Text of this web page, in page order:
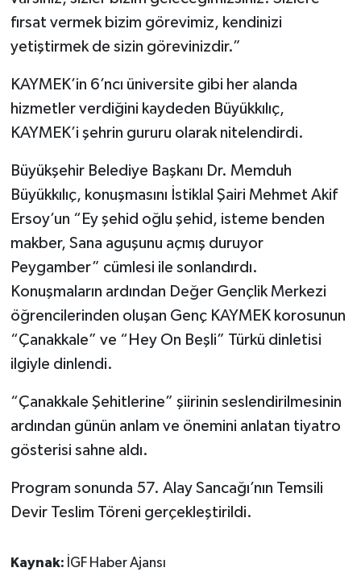
fırsat vermek bizim görevimiz, kendinizi
yetiştirmek de sizin görevinizdir.”
KAYMEK’in 6’ncı üniversite gibi her alanda
hizmetler verdiğini kaydeden Büyükkılıç,
KAYMEK’i şehrin gururu olarak nitelendirdi.
Büyükşehir Belediye Başkanı Dr. Memduh
Büyükkılıç, konuşmasını İstiklal Şairi Mehmet Akif
Ersoy’un “Ey şehid oğlu şehid, isteme benden
makber, Sana aguşunu açmış duruyor
Peygamber” cümlesi ile sonlandırdı.
Konuşmaların ardından Değer Gençlik Merkezi
öğrencilerinden oluşan Genç KAYMEK korosunun
“Çanakkale” ve “Hey On Beşli” Türkü dinletisi
ilgiyle dinlendi.
“Çanakkale Şehitlerine” şiirinin seslendirilmesinin
ardından günün anlam ve önemini anlatan tiyatro
gösterisi sahne aldı.
Program sonunda 57. Alay Sancağı’nın Temsili
Devir Teslim Töreni gerçekleştirildi.
Kaynak: İGF Haber Ajansı